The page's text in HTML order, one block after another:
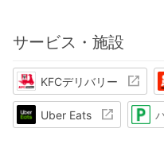
サービス・施設
KFCデリバリー
Uber Eats